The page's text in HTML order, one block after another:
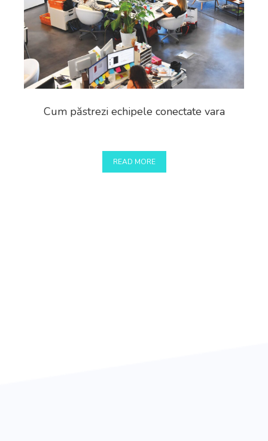
Cum păstrezi echipele conectate vara
READ MORE